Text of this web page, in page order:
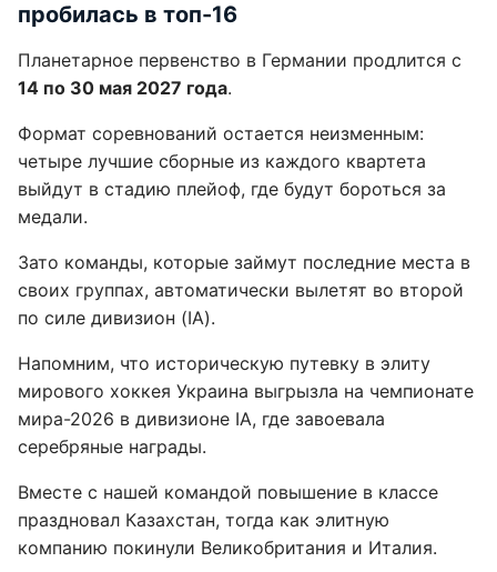
пробилась в топ-16
Планетарное первенство в Германии продлится с
14 по 30 мая 2027 года.
Формат соревнований остается неизменным:
четыре лучшие сборные из каждого квартета
выйдут в стадию плейоф, где будут бороться за
медали.
Зато команды, которые займут последние места в
своих группах, автоматически вылетят во второй
по силе дивизион (IA).
Напомним, что историческую путевку в элиту
мирового хоккея Украина выгрызла на чемпионате
мира-2026 в дивизионе IA, где завоевала
серебряные награды.
Вместе с нашей командой повышение в классе
праздновал Казахстан, тогда как элитную
компанию покинули Великобритания и Италия.